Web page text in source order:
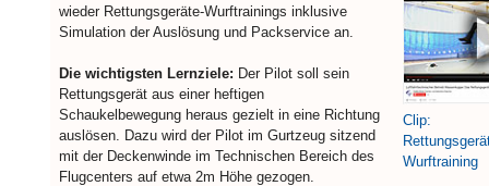
wieder Rettungsgeräte-Wurftrainings inklusive
Simulation der Auslösung und Packservice an.
Die wichtigsten Lernziele: Der Pilot soll sein
Rettungsgerät aus einer heftigen
Schaukelbewegung heraus gezielt in eine Richtung
auslösen. Dazu wird der Pilot im Gurtzeug sitzend
mit der Deckenwinde im Technischen Bereich des
Flugcenters auf etwa 2m Höhe gezogen.
Clip:
Wurftraining